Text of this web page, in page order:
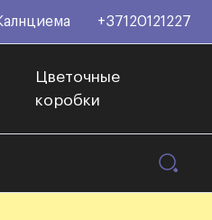
+37120121227
Цветочные
коробки